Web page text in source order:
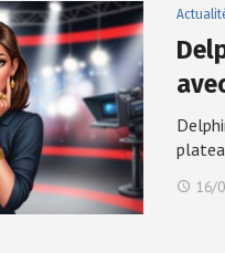
16/